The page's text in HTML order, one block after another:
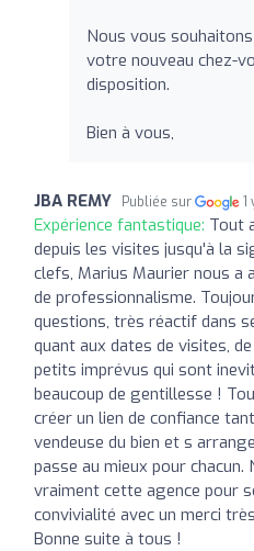
Nous vous
votre nouveau chez-
disposition.
Bien à vous,
JBA REMY Publiée sur 1
Expérience fantastique: Tout
depuis les visites jusqu'à la
clefs, Marius Maurier nous a
de professionnalisme.
questions, très réactif dans
quant aux dates de visites,
petits imprévus qui sont
beaucoup de gentillesse !
créer un lien de confiance
vendeuse du bien et s
passe au mieux pour
vraiment cette agence pour
convivialité avec un merci
Bonne suite à tous !